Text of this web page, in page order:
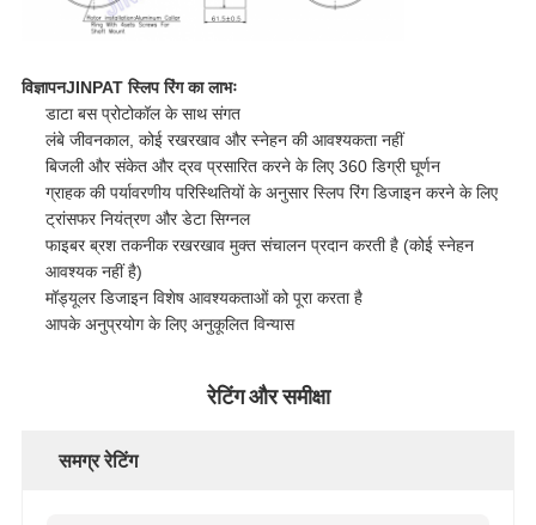
विज्ञापनJINPAT स्लिप रिंग का लाभः
डाटा बस प्रोटोकॉल के साथ संगत
लंबे जीवनकाल, कोई रखरखाव और स्नेहन की आवश्यकता नहीं
बिजली और संकेत और द्रव प्रसारित करने के लिए 360 डिग्री घूर्णन
ग्राहक की पर्यावरणीय परिस्थितियों के अनुसार स्लिप रिंग डिजाइन करने के लिए
ट्रांसफर नियंत्रण और डेटा सिग्नल
फाइबर ब्रश तकनीक रखरखाव मुक्त संचालन प्रदान करती है (कोई स्नेहन
आवश्यक नहीं है)
मॉड्यूलर डिजाइन विशेष आवश्यकताओं को पूरा करता है
आपके अनुप्रयोग के लिए अनुकूलित विन्यास
रेटिंग और समीक्षा
समग्र रेटिंग